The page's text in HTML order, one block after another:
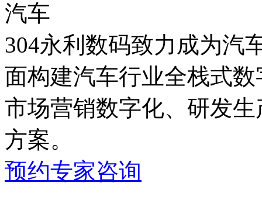
汽车
304永利数码致力成为汽
面构建汽车行业全栈式数字
市场营销数字化、研发
方案。
预约专家咨询